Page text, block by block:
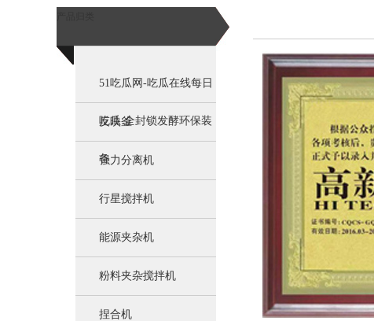
51吃瓜网-吃瓜在线每日
吃瓜:全封锁发酵环保装
备
反映釜
强力分离机
行星搅拌机
能源夹杂机
粉料夹杂搅拌机
捏合机